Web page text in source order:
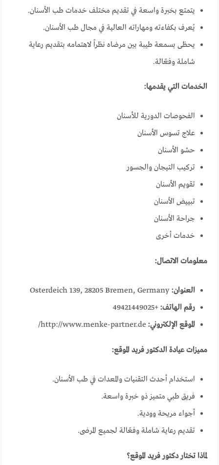
يتمتع بخبرة واسعة في تقديم مختلف خدمات طب الأسنان.
يُعرف بكفاءته ومهاراته العالية في مجال طب الأسنان.
يحظى بسمعة طيبة بين مرضاه نظراً لاهتمامه بتقديم رعاية
شاملة وفعّالة.
الخدمات التي يقدمها:
الفحوصات الدورية للأسنان
علاج تسوس الأسنان
حشو الأسنان
تركيب التيجان والجسور
تقويم الأسنان
تبييض الأسنان
جراحة الأسنان
خدمات أخرى
معلومات الاتصال:
العنوان: Osterdeich 139, 28205 Bremen, Germany
رقم الهاتف: +49421449025
الموقع الإلكتروني: http://www.menke-partner.de/
مميزات عيادة الدكتور فريد الموقع:
استخدام أحدث التقنيات والمعدات في طب الأسنان.
فريق طبي متميز ذو خبرة واسعة.
أجواء مريحة وودية.
تقديم رعاية شاملة وفعّالة لجميع المرضى.
لماذا تختار دكتور فريد الموقع؟